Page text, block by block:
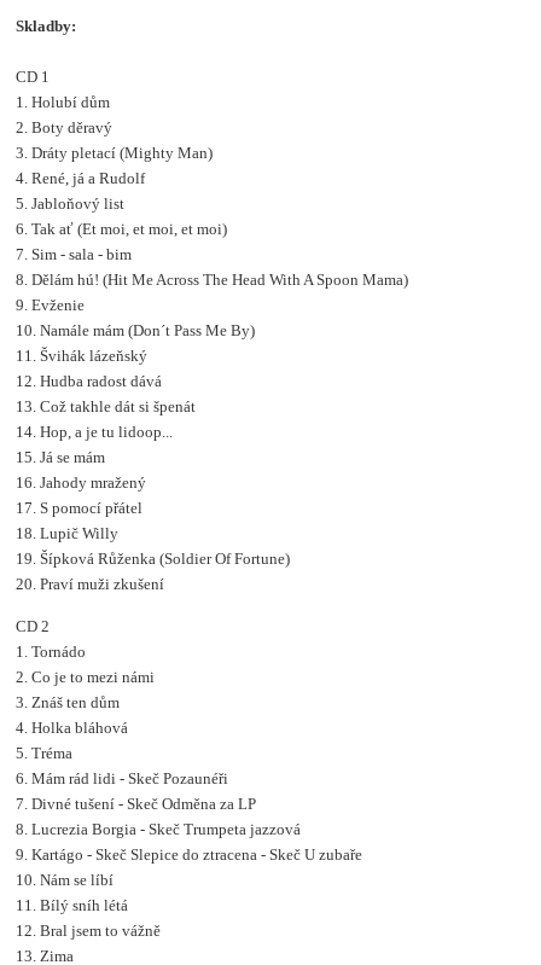
Skladby:
CD 1
1. Holubí dům
2. Boty děravý
3. Dráty pletací (Mighty Man)
4. René, já a Rudolf
5. Jabloňový list
6. Tak ať (Et moi, et moi, et moi)
7. Sim - sala - bim
8. Dělám hú! (Hit Me Across The Head With A Spoon Mama)
9. Evženie
10. Namále mám (Don´t Pass Me By)
11. Švihák lázeňský
12. Hudba radost dává
13. Což takhle dát si špenát
14. Hop, a je tu lidoop...
15. Já se mám
16. Jahody mražený
17. S pomocí přátel
18. Lupič Willy
19. Šípková Růženka (Soldier Of Fortune)
20. Praví muži zkušení
CD 2
1. Tornádo
2. Co je to mezi námi
3. Znáš ten dům
4. Holka bláhová
5. Tréma
6. Mám rád lidi - Skeč Pozaunéři
7. Divné tušení - Skeč Odměna za LP
8. Lucrezia Borgia - Skeč Trumpeta jazzová
9. Kartágo - Skeč Slepice do ztracena - Skeč U zubaře
10. Nám se líbí
11. Bílý sníh létá
12. Bral jsem to vážně
13. Zima